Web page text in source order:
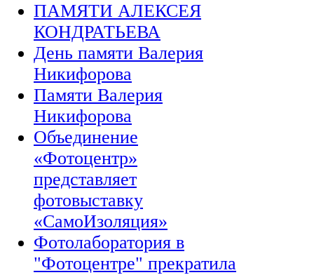
ПАМЯТИ АЛЕКСЕЯ
КОНДРАТЬЕВА
День памяти Валерия
Никифорова
Памяти Валерия
Никифорова
Объединение
«Фотоцентр»
представляет
фотовыставку
«СамоИзоляция»
Фотолаборатория в
"Фотоцентре" прекратила